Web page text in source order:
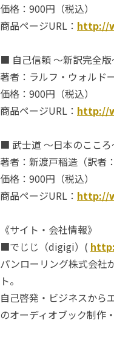
価格：900円（税込）
商品ページURL： http://
■ 自己信頼 ～新訳完全版
著者：ラルフ・ウォルド
価格：900円（税込）
商品ページURL： http://
■ 武士道 ～日本のこころ
著者：新渡戸稲造（訳者
価格：900円（税込）
商品ページURL： http://
《サイト・会社情報》
■でじじ（digigi）(
パンローリング株式会社
ト。
自己啓発・ビジネスから
のオーディオブック制作